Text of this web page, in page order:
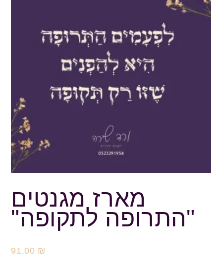
מארז מגנטים
"התרופה לתקופה"
91.00 ₪